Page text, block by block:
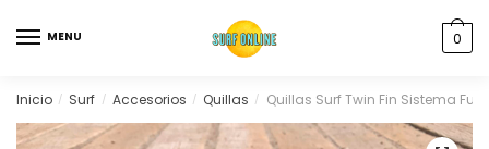
MENU 0
Inicio / Surf / Accesorios / Quillas / Quillas Surf Twin Fin Sistema